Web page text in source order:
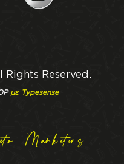
Reserved.
με Typesense